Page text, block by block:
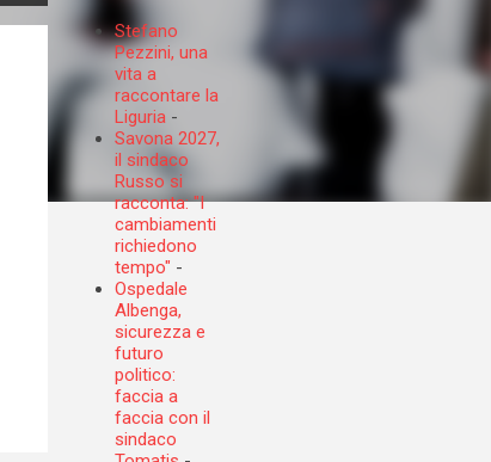
Stefano
Pezzini, una
vita a
raccontare la
Liguria -
Savona 2027,
il sindaco
Russo si
racconta: "I
cambiamenti
richiedono
tempo" -
Ospedale
Albenga,
sicurezza e
futuro
politico:
faccia a
faccia con il
sindaco